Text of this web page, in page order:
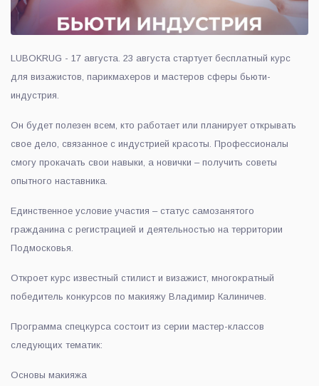
LUBOKRUG - 17 августа. 23 августа стартует бесплатный курс
для визажистов, парикмахеров и мастеров сферы бьюти-
индустрия.
Он будет полезен всем, кто работает или планирует открывать
свое дело, связанное с индустрией красоты. Профессионалы
смогу прокачать свои навыки, а новички – получить советы
опытного наставника.
Единственное условие участия – статус самозанятого
гражданина с регистрацией и деятельностью на территории
Подмосковья.
Откроет курс известный стилист и визажист, многократный
победитель конкурсов по макияжу Владимир Калиничев.
Программа спецкурса состоит из серии мастер-классов
следующих тематик:
Основы макияжа